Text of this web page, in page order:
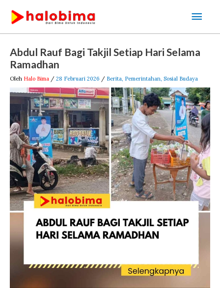
konten
Abdul Rauf Bagi Takjil Setiap Hari Selama
Ramadhan
Oleh Halo Bima / 28 Februari 2026 / Berita, Pemerintahan, Sosial Budaya
navigation